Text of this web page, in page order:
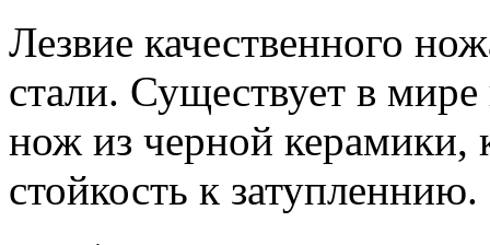
Лезвие качественного
стали. Существует в
нож из черной
стойкость к затупленнию.